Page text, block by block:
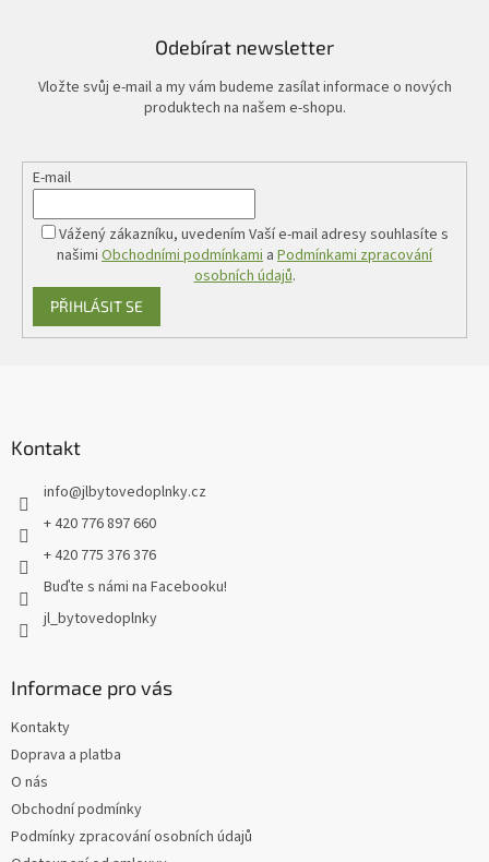
Odebírat newsletter
Vložte svůj e-mail a my vám budeme zasílat informace o nových
produktech na našem e-shopu.
E-mail
Vážený zákazníku, uvedením Vaší e-mail adresy souhlasíte s
našimi Obchodními podmínkami a Podmínkami zpracování
osobních údajů.
PŘIHLÁSIT SE
Kontakt
info@jlbytovedoplnky.cz
+ 420 776 897 660
+ 420 775 376 376
Buďte s námi na Facebooku!
jl_bytovedoplnky
Informace pro vás
Kontakty
Doprava a platba
O nás
Obchodní podmínky
Podmínky zpracování osobních údajů